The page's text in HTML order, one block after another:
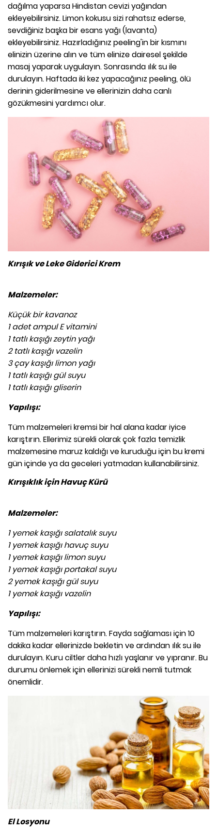
dağılma yaparsa Hindistan cevizi yağından
ekleyebilirsiniz. Limon kokusu sizi rahatsız ederse,
sevdiğiniz başka bir esans yağı (lavanta)
ekleyebilirsiniz. Hazırladığınız peeling'in bir kısmını
elinizin üzerine alın ve tüm elinize dairesel şekilde
masaj yaparak uygulayın. Sonrasında ılık su ile
durulayın. Haftada iki kez yapacağınız peeling, ölü
derinin giderilmesine ve ellerinizin daha canlı
gözükmesini yardımcı olur.
Kırışık ve Leke Giderici Krem
Malzemeler:
Küçük bir kavanoz
1 adet ampul E vitamini
1 tatlı kaşığı zeytin yağı
2 tatlı kaşığı vazelin
3 çay kaşığı limon yağı
1 tatlı kaşığı gül suyu
1 tatlı kaşığı gliserin
Yapılışı:
Tüm malzemeleri kremsi bir hal alana kadar iyice
karıştırın. Ellerimiz sürekli olarak çok fazla temizlik
malzemesine maruz kaldığı ve kuruduğu için bu kremi
gün içinde ya da geceleri yatmadan kullanabilirsiniz.
Kırışıklık için Havuç Kürü
Malzemeler:
1 yemek kaşığı salatalık suyu
1 yemek kaşığı havuç suyu
1 yemek kaşığı limon suyu
1 yemek kaşığı portakal suyu
2 yemek kaşığı gül suyu
1 yemek kaşığı vazelin
Yapılışı:
Tüm malzemeleri karıştırın. Fayda sağlaması için 10
dakika kadar ellerinizde bekletin ve ardından ılık su ile
durulayın. Kuru ciltler daha hızlı yaşlanır ve yıpranır. Bu
durumu önlemek için ellerinizi sürekli nemli tutmak
önemlidir.
El Losyonu